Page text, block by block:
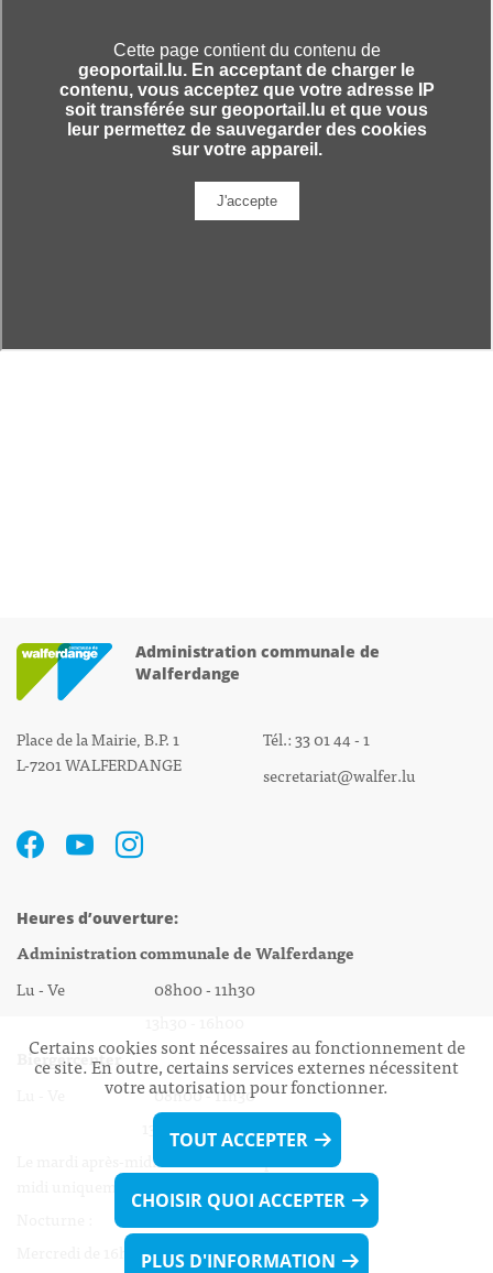
Administration communale de
Walferdange
Place de la Mairie, B.P. 1
L-7201 WALFERDANGE
Tél.: 33 01 44 - 1
secretariat@walfer.lu
Heures d’ouverture:
Administration communale de Walferdange
Lu - Ve 08h00 - 11h30
Biergercenter
Lu - Ve 08h00 - 11h30
13h30 - 16h00
Le mardi après-midi et le vendredi après-
midi uniquement sur Rdv.
Mercredi de 16h00 - 18h45 uniquement sur Rdv
Certains cookies sont nécessaires au fonctionnement de
ce site. En outre, certains services externes nécessitent
votre autorisation pour fonctionner.
TOUT ACCEPTER
CHOISIR QUOI ACCEPTER
PLUS D'INFORMATION